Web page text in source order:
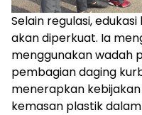
Selain regulasi,
akan diperkuat. Ia
menggunakan wadah
pembagian daging
menerapkan
kemasan plastik